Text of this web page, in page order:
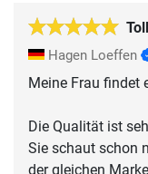
Hagen Loeffen
Meine Frau findet
Die Qualität ist
Sie schaut schon
der gleichen